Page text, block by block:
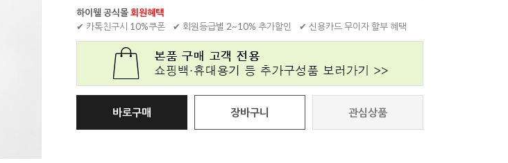
하이웰 공식몰회원혜택
✔ 카톡친구시 10%쿠폰
✔ 회원등급별 2~10% 추가할인 ✔ 신용카드 무이자 할부 혜택
바로구매 장바구니 관심상품